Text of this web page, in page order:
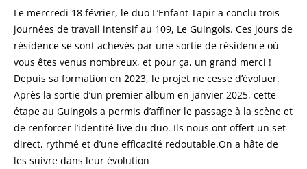
Le mercredi 18 février, le duo L’Enfant Tapir a conclu trois
journées de travail intensif au 109, Le Guingois. Ces jours de
résidence se sont achevés par une sortie de résidence où
vous êtes venus nombreux, et pour ça, un grand merci !
Depuis sa formation en 2023, le projet ne cesse d’évoluer.
Après la sortie d’un premier album en janvier 2025, cette
étape au Guingois a permis d’affiner le passage à la scène et
de renforcer l’identité live du duo. Ils nous ont offert un set
direct, rythmé et d’une efficacité redoutable.On a hâte de
les suivre dans leur évolution